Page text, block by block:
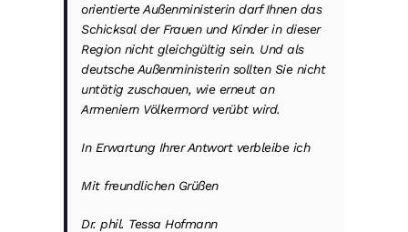
orientierte Außenministerin darf Ihnen das
Schicksal der Frauen und Kinder in dieser
Region nicht gleichgültig sein. Und als
deutsche Außenministerin sollten Sie nicht
untätig zuschauen, wie erneut an
Armeniern Völkermord verübt wird.
In Erwartung Ihrer Antwort verbleibe ich
Mit freundlichen Grüßen
Dr. phil. Tessa Hofmann